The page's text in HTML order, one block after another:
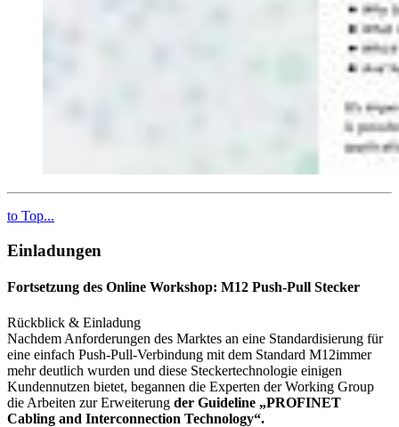
to Top...
Einladungen
Fortsetzung des Online Workshop: M12 Push-Pull Stecker
Rückblick & Einladung
Nachdem Anforderungen des Marktes an eine Standardisierung für
eine einfach Push-Pull-Verbindung mit dem Standard M12immer
mehr deutlich wurden und diese Steckertechnologie einigen
Kundennutzen bietet, begannen die Experten der Working Group
die Arbeiten zur Erweiterung der Guideline „PROFINET
Cabling and Interconnection Technology“.